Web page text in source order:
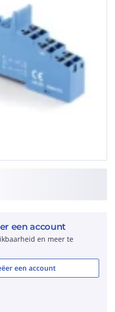
een account
en meer te
een account